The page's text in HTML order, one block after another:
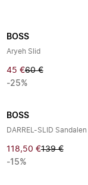
BOSS
Aryeh Slid
45 €60 €
-25%
BOSS
DARREL-SLID Sandalen
118,50 €139 €
-15%